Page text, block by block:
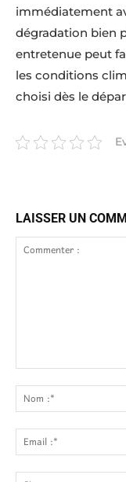
immédiatement
dégradation bien
entretenue peut
les conditions
choisi dès le
LAISSER UN
: